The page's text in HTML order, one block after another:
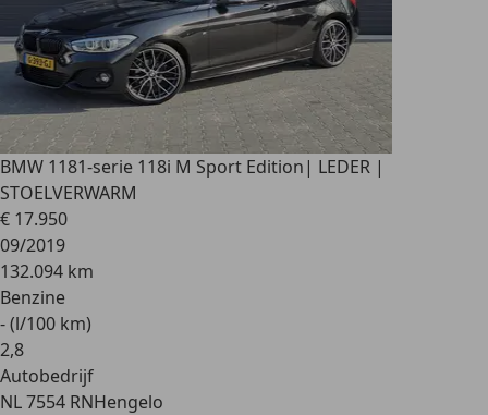
BMW 1181-serie 118i M Sport Edition| LEDER |
STOELVERWARM
€ 17.950
09/2019
132.094 km
Benzine
- (l/100 km)
2,8
Autobedrijf
NL 7554 RNHengelo